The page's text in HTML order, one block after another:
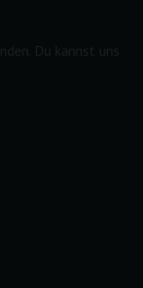
Du kannst uns